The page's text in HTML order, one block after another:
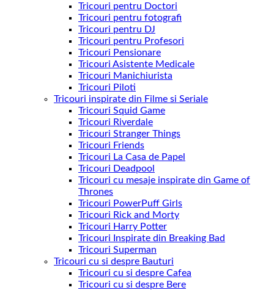
Tricouri pentru Doctori
Tricouri pentru fotografi
Tricouri pentru DJ
Tricouri pentru Profesori
Tricouri Pensionare
Tricouri Asistente Medicale
Tricouri Manichiurista
Tricouri Piloti
Tricouri inspirate din Filme si Seriale
Tricouri Squid Game
Tricouri Riverdale
Tricouri Stranger Things
Tricouri Friends
Tricouri La Casa de Papel
Tricouri Deadpool
Tricouri cu mesaje inspirate din Game of
Thrones
Tricouri PowerPuff Girls
Tricouri Rick and Morty
Tricouri Harry Potter
Tricouri Inspirate din Breaking Bad
Tricouri Superman
Tricouri cu si despre Bauturi
Tricouri cu si despre Cafea
Tricouri cu si despre Bere